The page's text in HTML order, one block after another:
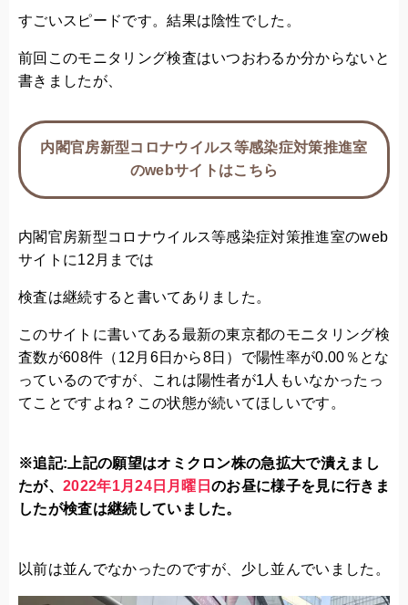
すごいスピードです。結果は陰性でした。
前回このモニタリング検査はいつおわるか分からないと
書きましたが、
内閣官房新型コロナウイルス等感染症対策推進室
のwebサイトはこちら
内閣官房新型コロナウイルス等感染症対策推進室のweb
サイトに12月までは
検査は継続すると書いてありました。
このサイトに書いてある最新の東京都のモニタリング検
査数が608件（12月6日から8日）で陽性率が0.00％とな
っているのですが、これは陽性者が1人もいなかったっ
てことですよね？この状態が続いてほしいです。
※追記:上記の願望はオミクロン株の急拡大で潰えまし
たが、 2022年1月24日月曜日のお昼に様子を見に行きま
したが検査は継続していました。
以前は並んでなかったのですが、少し並んでいました。